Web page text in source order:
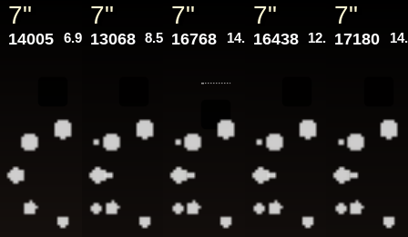
7"
14005 6.95€
7"
13068 8.50€
7"
16768 14.95€
7"
16438 12.95€
7"
17180